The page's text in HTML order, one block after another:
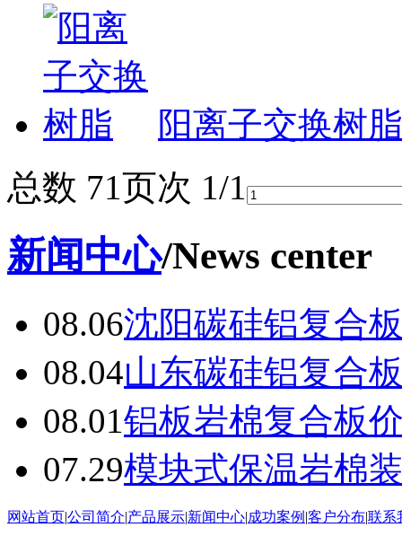
阳离子交换树脂
总数 71页次 1/1
新闻中心/News center
08.06沈阳碳硅铝复合
08.04山东碳硅铝复合
08.01铝板岩棉复合板
07.29模块式保温岩棉
网站首页|公司简介|产品展示|新闻中心|成功案例 |客户分布|联系